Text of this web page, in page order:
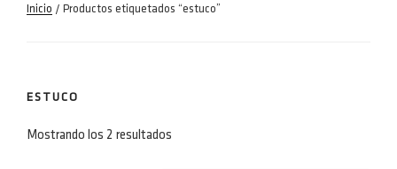
Inicio / Productos etiquetados “estuco”
ESTUCO
Mostrando los 2 resultados